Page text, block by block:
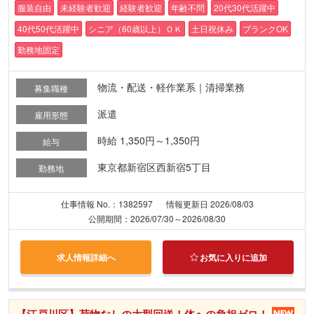
服装自由
未経験者歓迎 経験者歓迎 年齢不問
20代30代活躍中
40代50代活躍中
シニア（60歳以上）ＯＫ 土日祝休み
ブランクOK
勤務地固定
募集職種 物流・配送・軽作業系｜清掃業務
雇用形態 派遣
給与 時給 1,350円～1,350円
勤務地 東京都新宿区西新宿5丁目
仕事情報 No.：1382597
情報更新日 2026/08/03
公開期間：2026/07/30～2026/08/30
求人情報詳細へ お気に入りに追加